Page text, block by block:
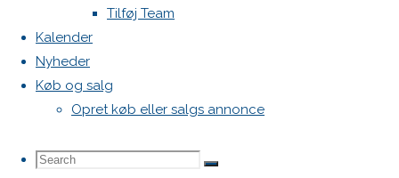
Tilføj Team
Kalender
Nyheder
Køb og salg
Opret køb eller salgs annonce
Search
Search
Search
Comment